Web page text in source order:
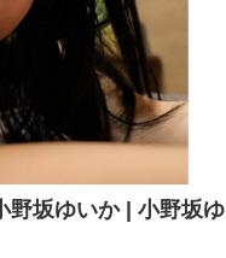
野坂ゆいか | 小野坂ゆ